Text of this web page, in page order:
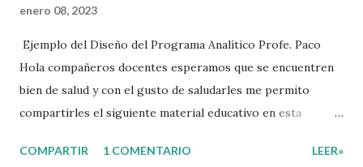
enero 08, 2023
Ejemplo del Diseño del Programa Analítico Profe. Paco
Hola compañeros docentes esperamos que se encuentren
bien de salud y con el gusto de saludarles me permito
compartirles el siguiente material educativo en esta
Esperando que este material sea de gran utilidad para
COMPARTIR 1 COMENTARIO LEER»